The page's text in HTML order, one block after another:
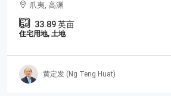
爪夷, 高渊
33.89英亩
住宅用地, 土地
黄定发 (Ng Teng Huat)